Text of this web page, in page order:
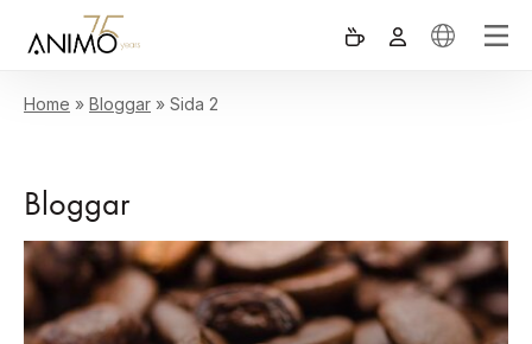
Home » Bloggar » Sida 2
Bloggar